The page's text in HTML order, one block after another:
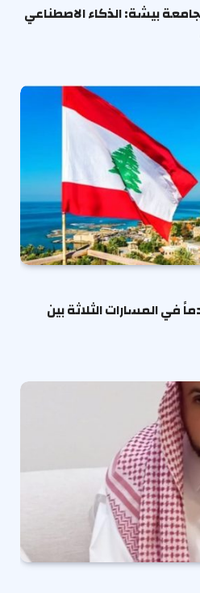
بيشة: الذكاء الاصطناعي
في المسارات الثلاثة بين